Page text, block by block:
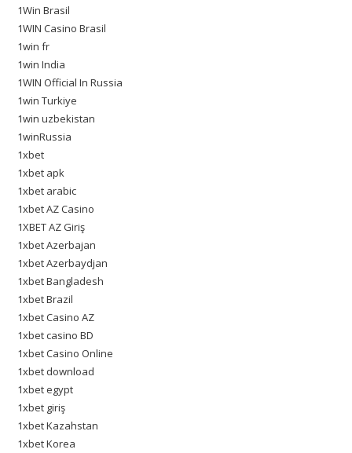
1Win Brasil
1WIN Casino Brasil
1win fr
1win India
1WIN Official In Russia
1win Turkiye
1win uzbekistan
1winRussia
1xbet
1xbet apk
1xbet arabic
1xbet AZ Casino
1XBET AZ Giriş
1xbet Azerbajan
1xbet Azerbaydjan
1xbet Bangladesh
1xbet Brazil
1xbet Casino AZ
1xbet casino BD
1xbet Casino Online
1xbet download
1xbet egypt
1xbet giriş
1xbet Kazahstan
1xbet Korea